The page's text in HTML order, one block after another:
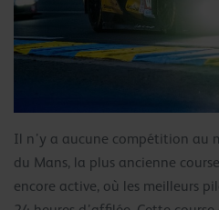
Il n’y a aucune compétition au
du Mans, la plus ancienne
encore active, où les meilleurs